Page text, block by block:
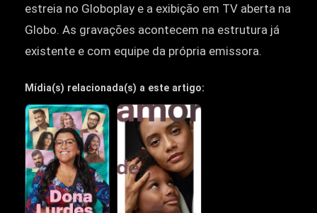
estreia no Globoplay e a exibição em TV aberta na
Globo. As gravações acontecem na estrutura já
existente e com equipe da própria emissora.
Mídia(s) relacionada(s) a este artigo: